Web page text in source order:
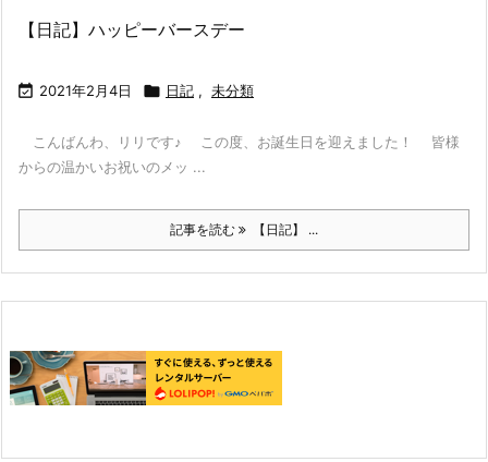
【日記】ハッピーバースデー
 2021年2月4日  日記 , 未分類
こんばんわ、リリです♪ この度、お誕生日を迎えました！ 皆様
からの温かいお祝いのメッ ...
記事を読む 【日記】 ...